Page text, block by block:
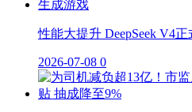
性能大提升 DeepSeek V4
2026-07-08 0